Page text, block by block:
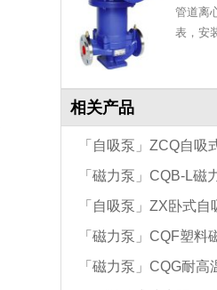
管道离
表，安
相关产品
「自吸泵」ZCQ自吸
「磁力泵」CQB-L磁
「自吸泵」ZX卧式自
「磁力泵」CQF塑料
「磁力泵」CQG耐高